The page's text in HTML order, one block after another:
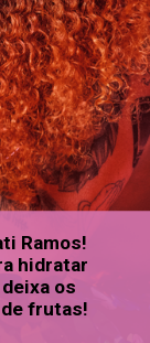
Ramos!
hidratar
os
frutas!